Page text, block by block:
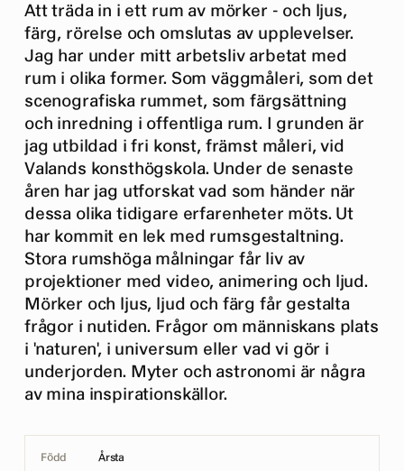
Att träda in i ett rum av mörker - och ljus,
färg, rörelse och omslutas av upplevelser.
Jag har under mitt arbetsliv arbetat med
rum i olika former. Som väggmåleri, som det
scenografiska rummet, som färgsättning
och inredning i offentliga rum. I grunden är
jag utbildad i fri konst, främst måleri, vid
Valands konsthögskola. Under de senaste
åren har jag utforskat vad som händer när
dessa olika tidigare erfarenheter möts. Ut
har kommit en lek med rumsgestaltning.
Stora rumshöga målningar får liv av
projektioner med video, animering och ljud.
Mörker och ljus, ljud och färg får gestalta
frågor i nutiden. Frågor om människans plats
i 'naturen', i universum eller vad vi gör i
underjorden. Myter och astronomi är några
av mina inspirationskällor.
Född
Årsta